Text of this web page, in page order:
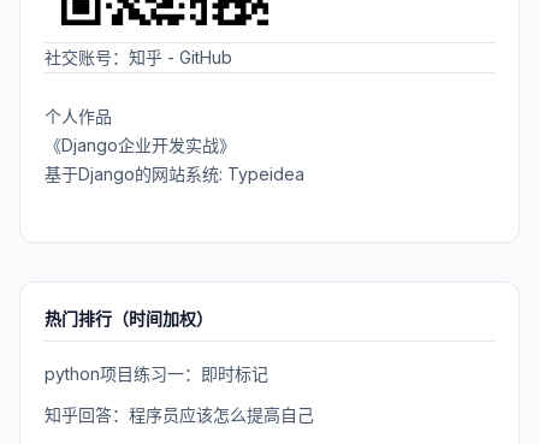
社交账号： 知乎 - GitHub
个人作品
《Django企业开发实战》
基于Django的网站系统: Typeidea
热门排行（时间加权）
python项目练习一：即时标记
知乎回答：程序员应该怎么提高自己